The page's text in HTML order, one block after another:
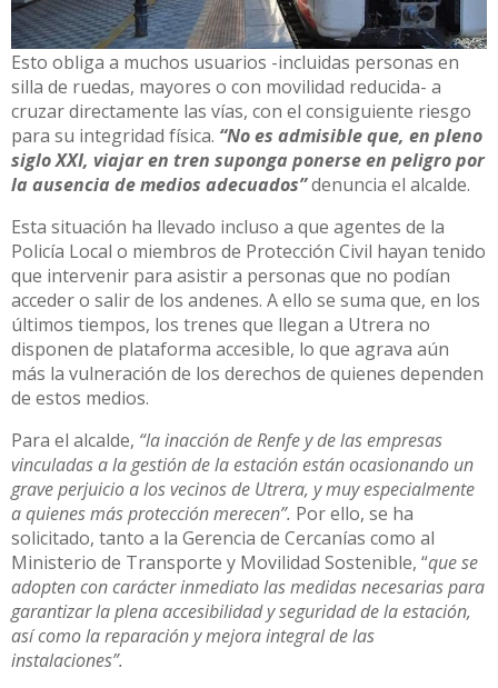
Esto obliga a muchos usuarios -incluidas personas en
silla de ruedas, mayores o con movilidad reducida- a
cruzar directamente las vías, con el consiguiente riesgo
para su integridad física. “No es admisible que, en pleno
siglo XXI, viajar en tren suponga ponerse en peligro por
la ausencia de medios adecuados”denuncia el alcalde.
Esta situación ha llevado incluso a que agentes de la
Policía Local o miembros de Protección Civil hayan tenido
que intervenir para asistir a personas que no podían
acceder o salir de los andenes. A ello se suma que, en los
últimos tiempos, los trenes que llegan a Utrera no
disponen de plataforma accesible, lo que agrava aún
más la vulneración de los derechos de quienes dependen
de estos medios.
Para el alcalde, “la inacción de Renfe y de las empresas
vinculadas a la gestión de la estación están ocasionando un
grave perjuicio a los vecinos de Utrera, y muy especialmente
a quienes más protección merecen”. Por ello, se ha
solicitado, tanto a la Gerencia de Cercanías como al
Ministerio de Transporte y Movilidad Sostenible, “que se
adopten con carácter inmediato las medidas necesarias para
garantizar la plena accesibilidad y seguridad de la estación,
así como la reparación y mejora integral de las
instalaciones”.